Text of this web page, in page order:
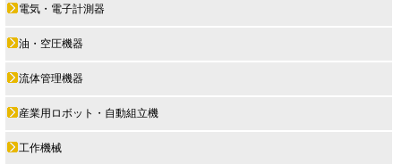
電気・電子計測器
油・空圧機器
流体管理機器
産業用ロボット・自動組立機
工作機械